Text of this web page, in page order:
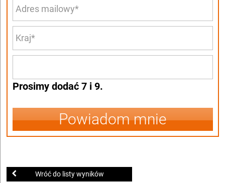
Prosimy dodać 7 i 9.
Powiadom mnie
Wróć do listy wyników